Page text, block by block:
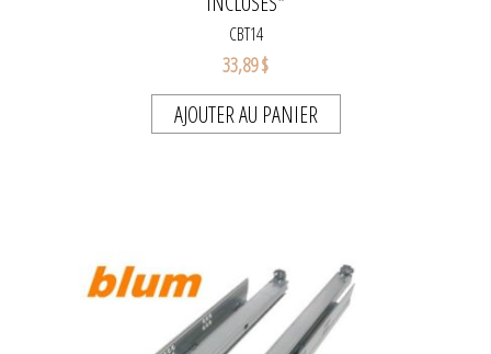
CBT14
33,89 $
AJOUTER AU PANIER